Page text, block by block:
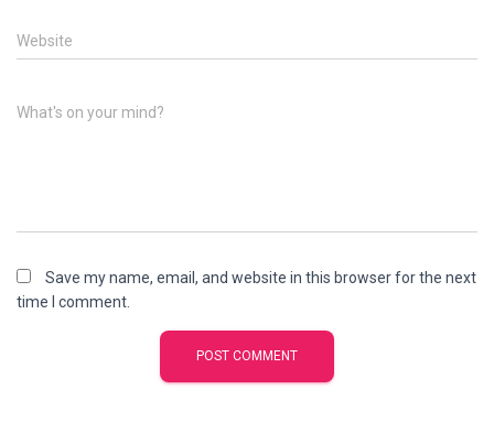
Website
What's on your mind?
Save my name, email, and website in this browser for the next
time I comment.